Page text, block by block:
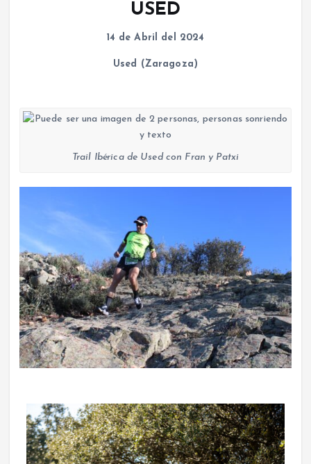
USED
14 de Abril del 2024
Used (Zaragoza)
Trail Ibérica de Used con Fran y Patxi